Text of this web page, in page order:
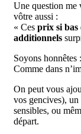
Une question me
vôtre aussi :
« Ces prix si bas
additionnels
Soyons honnêtes :
Comme dans
On peut vous
vos gencives), un
sensibles, ou
départ.